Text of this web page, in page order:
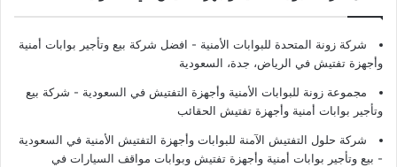
شركة زونة المتحدة للبوابات الأمنية - افضل شركة بيع وتأجير بوابات أمنية
وأجهزة تفتيش في الرياض، جدة، السعودية
مجموعة زونة للبوابات الأمنية وأجهزة التفتيش في السعودية - شركة بيع
وتأجير بوابات أمنية وأجهزة تفتيش الحقائب
شركة حلول التفتيش الآمنة للبوابات وأجهزة التفتيش الأمنية في السعودية
- بيع وتأجير بوابات أمنية وأجهزة تفتيش وبوابات مواقف السيارات في